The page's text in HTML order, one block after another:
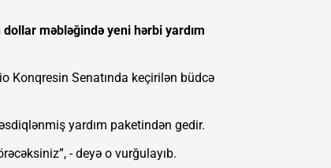
məbləğində yeni hərbi yardım
Konqresin Senatında keçirilən büdcə
yardım paketindən gedir.
- deyə o vurğulayıb.